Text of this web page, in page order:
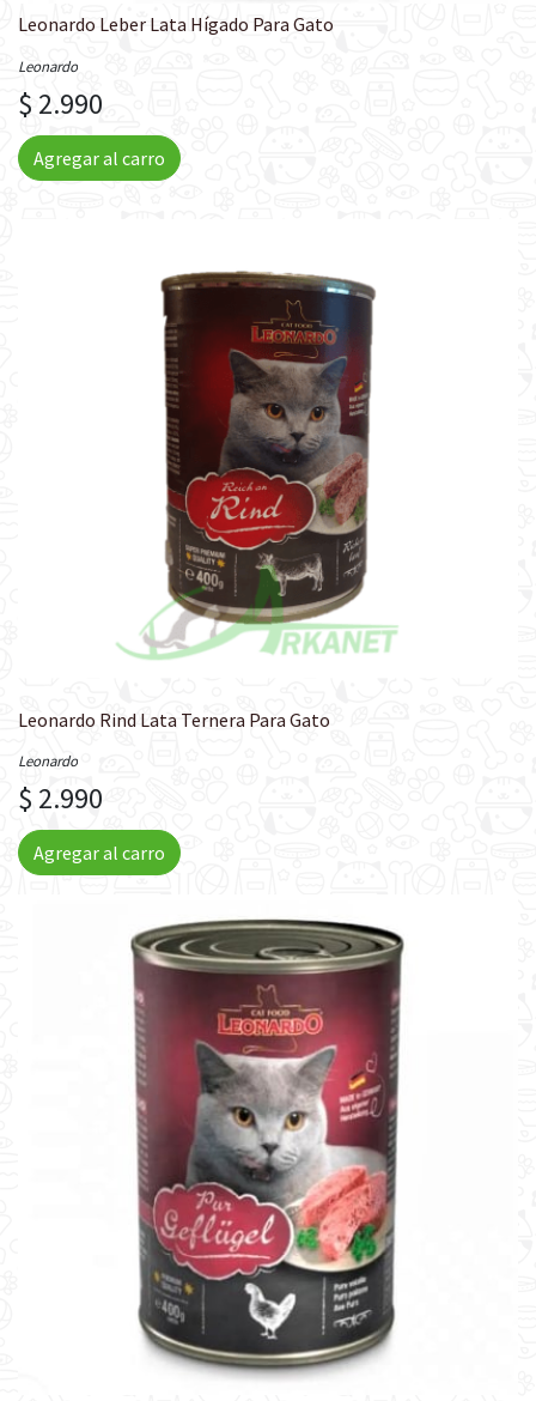
Leonardo Leber Lata Hígado Para Gato
Leonardo
$ 2.990
Agregar al carro
Leonardo Rind Lata Ternera Para Gato
Leonardo
$ 2.990
Agregar al carro